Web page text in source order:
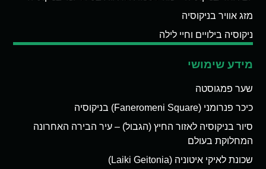
מזג אוויר בניקוסיה
ניקוסיה בילויים וחיי לילה
מידע שימושי
שער פמגוסטה
כיכר פנרומני (Faneromeni Square) בניקוסיה
סיור בניקוסיה לאזור החיץ (הגבול) – עיר הבירה האחרונה
המחלוקת בעולם
שכונת לאיקי איטוניה (Laiki Geitonia)